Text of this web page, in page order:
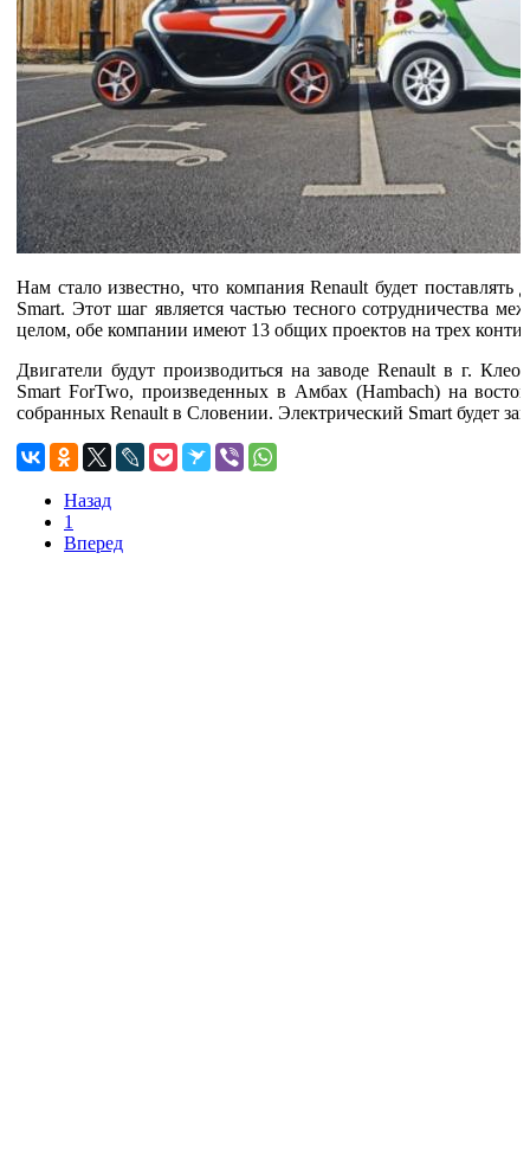
Нам стало известно, что компания Renault будет поставлять
Smart. Этот шаг является частью тесного сотрудничества
целом, обе компании имеют 13 общих проектов на трех
Двигатели будут производиться на заводе Renault в г.
Smart ForTwo, произведенных в Амбах (Hambach) на
собранных Renault в Словении. Электрический Smart будет
Назад
1
Вперед